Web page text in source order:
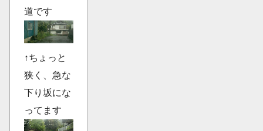
道です
↑ちょっと
狭く、急な
下り坂にな
ってます